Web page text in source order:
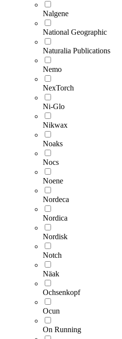
Nalgene
National Geographic
Naturalia Publications
Nemo
NexTorch
Ni-Glo
Nikwax
Noaks
Nocs
Noene
Nordeca
Nordica
Nordisk
Notch
Näak
Ochsenkopf
Ocun
On Running